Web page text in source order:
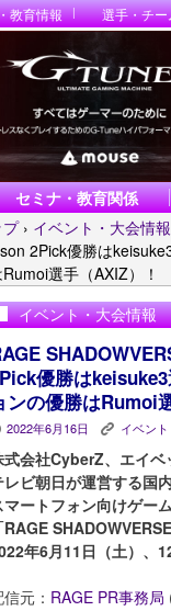
教育情報 選手・チ
セミナ・教育関係
› イベント・大会情報
2Pick優勝は
選手（AXIZ）！
イベント・大会情報
優勝は
ンの優勝はRumoi
2022年6月16日 K イベン
式会社CyberZ、エイベ
レビ朝日が運営する国
マートフォン向けゲー
RAGE
年6月11日（土）、
元： RAGE PR事務局